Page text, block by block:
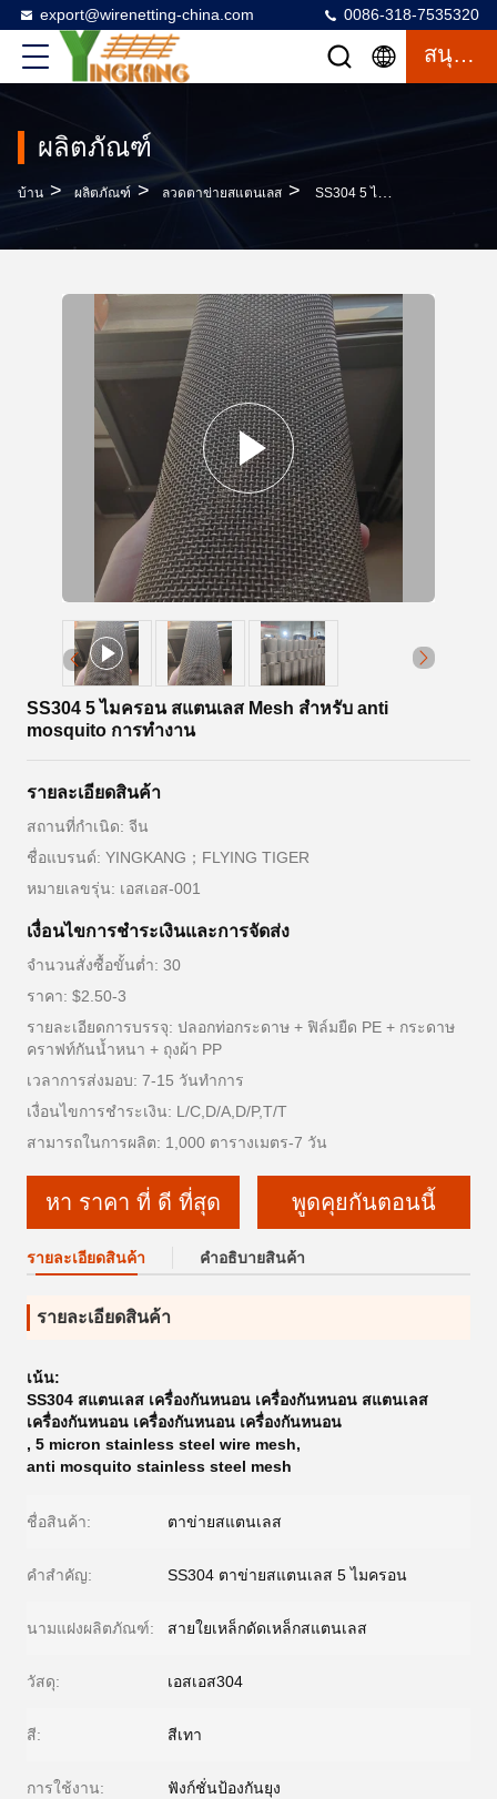
export@wirenetting-china.com 0086-318-7535320
สนุกสนาน
ผลิตภัณฑ์
บ้าน > ผลิตภัณฑ์ > ลวดตาข่ายสแตนเลส > SS304 5 ไมครอน สแตนเลส Mesh สําหรับ Anti Mosquito การทํางาน
SS304 5 ไมครอน สแตนเลส Mesh สําหรับ anti
mosquito การทํางาน
รายละเอียดสินค้า
สถานที่กำเนิด: จีน
ชื่อแบรนด์: YINGKANG；FLYING TIGER
หมายเลขรุ่น: เอสเอส-001
เงื่อนไขการชําระเงินและการจัดส่ง
จำนวนสั่งซื้อขั้นต่ำ: 30
ราคา: $2.50-3
รายละเอียดการบรรจุ: ปลอกท่อกระดาษ + ฟิล์มยืด PE + กระดาษ
คราฟท์กันน้ำหนา + ถุงผ้า PP
เวลาการส่งมอบ: 7-15 วันทำการ
เงื่อนไขการชำระเงิน: L/C,D/A,D/P,T/T
สามารถในการผลิต: 1,000 ตารางเมตร-7 วัน
หา ราคา ที่ ดี ที่สุด พูดคุยกันตอนนี้
รายละเอียดสินค้า คําอธิบายสินค้า
รายละเอียดสินค้า
เน้น:
SS304 สแตนเลส เครื่องกันหนอน เครื่องกันหนอน สแตนเลส
เครื่องกันหนอน เครื่องกันหนอน เครื่องกันหนอน
, 5 micron stainless steel wire mesh,
anti mosquito stainless steel mesh
ชื่อสินค้า: ตาข่ายสแตนเลส
คำสำคัญ: SS304 ตาข่ายสแตนเลส 5 ไมครอน
นามแฝงผลิตภัณฑ์: สายใยเหล็กดัดเหล็กสแตนเลส
วัสดุ: เอสเอส304
สี: สีเทา
การใช้งาน: ฟังก์ชั่นป้องกันยุง